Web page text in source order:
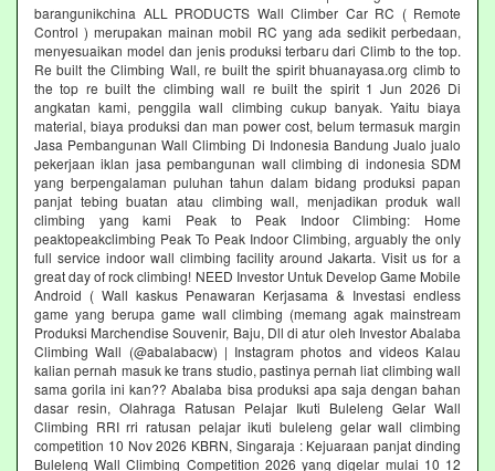
barangunikchina ALL PRODUCTS Wall Climber Car RC ( Remote
Control ) merupakan mainan mobil RC yang ada sedikit perbedaan,
menyesuaikan model dan jenis produksi terbaru dari Climb to the top.
Re built the Climbing Wall, re built the spirit bhuanayasa.org climb to
the top re built the climbing wall re built the spirit 1 Jun 2026 Di
angkatan kami, penggila wall climbing cukup banyak. Yaitu biaya
material, biaya produksi dan man power cost, belum termasuk margin
Jasa Pembangunan Wall Climbing Di Indonesia Bandung Jualo jualo
pekerjaan iklan jasa pembangunan wall climbing di indonesia SDM
yang berpengalaman puluhan tahun dalam bidang produksi papan
panjat tebing buatan atau climbing wall, menjadikan produk wall
climbing yang kami Peak to Peak Indoor Climbing: Home
peaktopeakclimbing Peak To Peak Indoor Climbing, arguably the only
full service indoor wall climbing facility around Jakarta. Visit us for a
great day of rock climbing! NEED Investor Untuk Develop Game Mobile
Android ( Wall kaskus Penawaran Kerjasama & Investasi endless
game yang berupa game wall climbing (memang agak mainstream
Produksi Marchendise Souvenir, Baju, Dll di atur oleh Investor Abalaba
Climbing Wall (@abalabacw) | Instagram photos and videos Kalau
kalian pernah masuk ke trans studio, pastinya pernah liat climbing wall
sama gorila ini kan?? Abalaba bisa produksi apa saja dengan bahan
dasar resin, Olahraga Ratusan Pelajar Ikuti Buleleng Gelar Wall
Climbing RRI rri ratusan pelajar ikuti buleleng gelar wall climbing
competition 10 Nov 2026 KBRN, Singaraja : Kejuaraan panjat dinding
Buleleng Wall Climbing Competition 2026 yang digelar mulai 10 12